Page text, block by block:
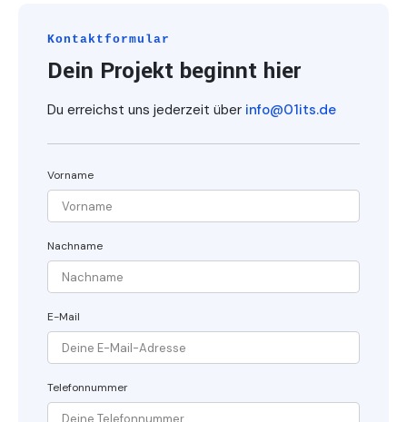
Kontaktformular
Dein Projekt beginnt hier
Du erreichst uns jederzeit über info@01its.de
Vorname
Nachname
E-Mail
Telefonnummer